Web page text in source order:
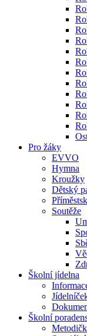
Pro žáky
EVVO
Hymna
Kroužky
Dětský
Soutěže
Školní jídelna
Školní